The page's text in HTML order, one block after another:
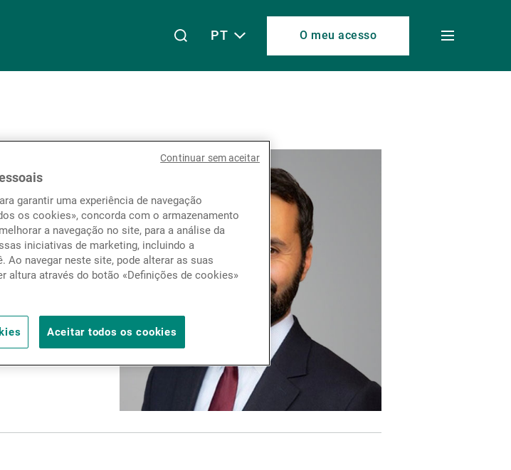
de ativos
de ativos externos
e informação
PT O meu acesso
Toggle
garantir uma experiência de navegação
os cookies», concorda com o armazenamento
a navegação no site, para a análise da
iniciativas de marketing, incluindo a
Ao navegar neste site, pode alterar as suas
altura através do botão «Definições de cookies»
Aceitar todos os cookies
Continuar sem aceitar